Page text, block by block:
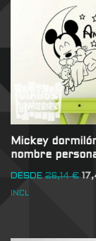
Mickey
nombre
DESDE 26,14€
INCL